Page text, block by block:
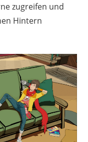
zugreifen und
Hintern